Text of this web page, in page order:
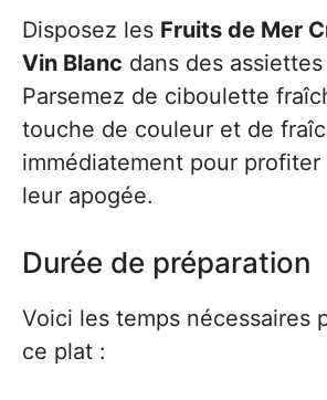
Disposez les Fruits de Mer
Vin Blanc dans des
Parsemez de ciboulette
touche de couleur et de
immédiatement pour profiter
leur apogée.
Durée de préparation
Voici les temps nécessaires
ce plat :